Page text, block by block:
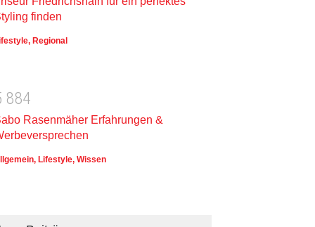
finden
, Regional
884
Rasenmäher Erfahrungen &
, Lifestyle, Wissen